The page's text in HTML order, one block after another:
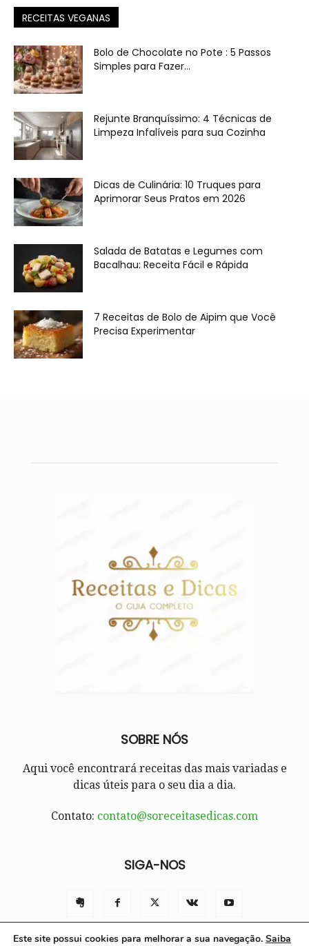
RECEITAS VEGANAS
Bolo de Chocolate no Pote : 5 Passos
Simples para Fazer...
Rejunte Branquíssimo: 4 Técnicas de
Limpeza Infalíveis para sua Cozinha
Dicas de Culinária: 10 Truques para
Aprimorar Seus Pratos em 2026
Salada de Batatas e Legumes com
Bacalhau: Receita Fácil e Rápida
7 Receitas de Bolo de Aipim que Você
Precisa Experimentar
SOBRE NÓS
Aqui você encontrará receitas das mais variadas e
dicas úteis para o seu dia a dia.
Contato: contato@soreceitasedicas.com
SIGA-NOS
Este site possui cookies para melhorar a sua navegação. Saiba